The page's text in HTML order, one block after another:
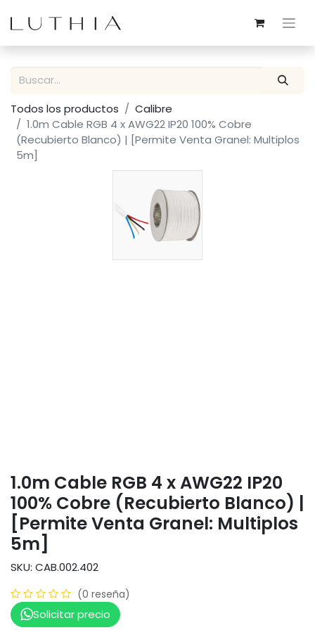
Todos los productos
Calibre
1.0m Cable RGB 4 x AWG22 IP20 100% Cobre
(Recubierto Blanco) | [Permite Venta Granel: Multiplos
5m]
1.0m Cable RGB 4 x AWG22 IP20
100% Cobre (Recubierto Blanco) |
[Permite Venta Granel: Multiplos
5m]
SKU: CAB.002.402
(0 reseña)
Solicitar precio